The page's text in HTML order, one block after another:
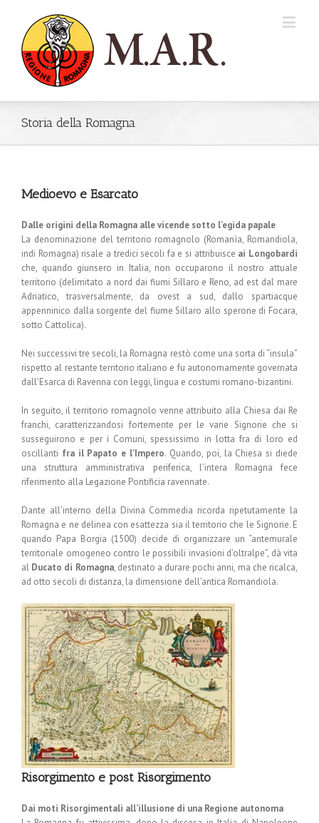
Storia della Romagna
Medioevo e Esarcato
Dalle origini della Romagna alle vicende sotto l’egida papale
La denominazione del territorio romagnolo (Romanìa, Romandiola,
indi Romagna) risale a tredici secoli fa e si attribuisce ai Longobardi
che, quando giunsero in Italia, non occuparono il nostro attuale
territorio (delimitato a nord dai fiumi Sillaro e Reno, ad est dal mare
Adriatico, trasversalmente, da ovest a sud, dallo spartiacque
appenninico dalla sorgente del fiume Sillaro allo sperone di Focara,
sotto Cattolica).
Nei successivi tre secoli, la Romagna restò come una sorta di “insula”
rispetto al restante territorio italiano e fu autonomamente governata
dall’Esarca di Ravenna con leggi, lingua e costumi romano-bizantini.
In seguito, il territorio romagnolo venne attribuito alla Chiesa dai Re
franchi, caratterizzandosi fortemente per le varie Signorie che si
susseguirono e per i Comuni, spessissimo in lotta fra di loro ed
oscillanti fra il Papato e l’Impero. Quando, poi, la Chiesa si diede
una struttura amministrativa periferica, l’intera Romagna fece
riferimento alla Legazione Pontificia ravennate.
Dante all’interno della Divina Commedia ricorda ripetutamente la
Romagna e ne delinea con esattezza sia il territorio che le Signorie. E
quando Papa Borgia (1500) decide di organizzare un “antemurale
territoriale omogeneo contro le possibili invasioni d’oltralpe”, dà vita
al Ducato di Romagna, destinato a durare pochi anni, ma che ricalca,
ad otto secoli di distanza, la dimensione dell’antica Romandiola.
Risorgimento e post Risorgimento
Dai moti Risorgimentali all’illusione di una Regione autonoma